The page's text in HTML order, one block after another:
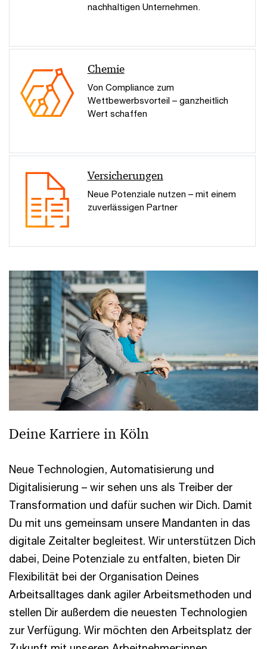
nachhaltigen Unternehmen.
Chemie
Von Compliance zum
Wettbewerbsvorteil – ganzheitlich
Wert schaffen
Versicherungen
Neue Potenziale nutzen – mit einem
zuverlässigen Partner
Deine Karriere in Köln
Neue Technologien, Automatisierung und
Digitalisierung – wir sehen uns als Treiber der
Transformation und dafür suchen wir Dich. Damit
Du mit uns gemeinsam unsere Mandanten in das
digitale Zeitalter begleitest. Wir unterstützen Dich
dabei, Deine Potenziale zu entfalten, bieten Dir
Flexibilität bei der Organisation Deines
Arbeitsalltages dank agiler Arbeitsmethoden und
stellen Dir außerdem die neuesten Technologien
zur Verfügung. Wir möchten den Arbeitsplatz der